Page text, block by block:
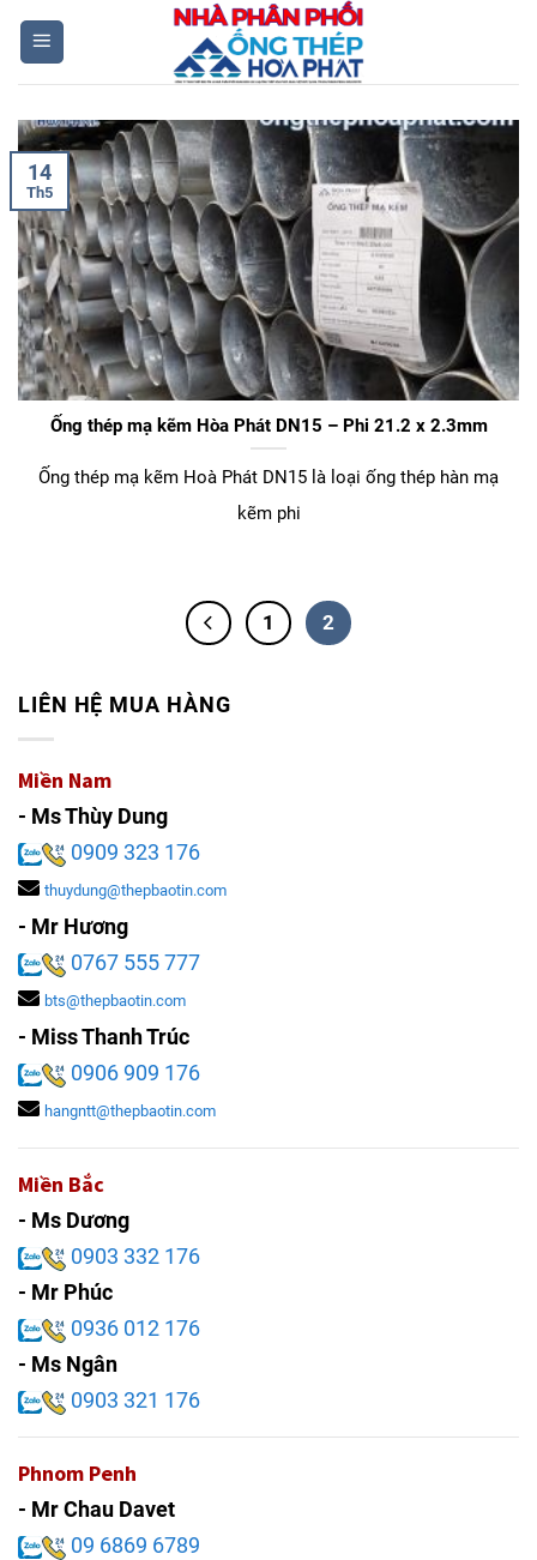
Skip
content
Ống thép mạ kẽm Hòa Phát DN15 – Phi 21.2 x 2.3mm
Ống thép mạ kẽm Hoà Phát DN15 là loại ống thép hàn mạ
kẽm phi
14
Th5
1 2
LIÊN HỆ MUA HÀNG
Miền Nam
- Ms Thùy Dung
0909 323 176
thuydung@thepbaotin.com
- Mr Hương
0767 555 777
bts@thepbaotin.com
- Miss Thanh Trúc
0906 909 176
hangntt@thepbaotin.com
Miền Bắc
- Ms Dương
0903 332 176
- Mr Phúc
0936 012 176
- Ms Ngân
0903 321 176
Phnom Penh
- Mr Chau Davet
09 6869 6789